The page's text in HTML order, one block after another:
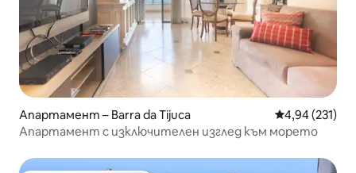
Апартамент – Barra da Tijuca Средна
4,94 (231)
Апартамент с изключителен изглед към морето